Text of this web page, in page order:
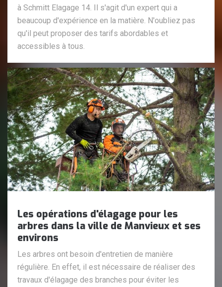
à Schmitt Elagage 14. Il s'agit d'un expert qui a
beaucoup d'expérience en la matière. N'oubliez pas
qu'il peut proposer des tarifs abordables et
accessibles à tous.
Les opérations d'élagage pour les
arbres dans la ville de Manvieux et ses
environs
Les arbres ont besoin d'entretien de manière
régulière. En effet, il est nécessaire de réaliser des
travaux d'élagage des branches pour éviter les